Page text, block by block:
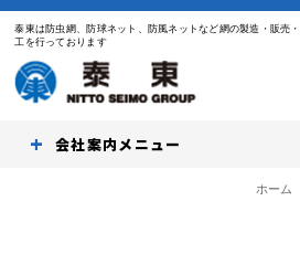
泰東は防虫網、防球ネット、防風ネットなど網の製造・販売
工を行っております
会社案内
ホーム